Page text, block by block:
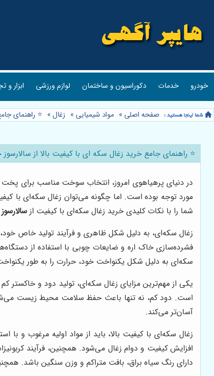
خودرو خدمات دکوراسیون و ساختمان لوازم ورزشی ابزار و
صفحه اصلی » مواد شیمیایی » زغال» ⭐️ راهنمای
⭐️ راهنمای جامع خرید زغال سکه ای با کیفیت بالا از سالارسوز
در دنیای پرهیاهوی امروز، انتخاب سوخت مناسب برای پخت
مورد توجه بوده است. اما چگونه می‌توان زغال سکه‌ای با
شما را با نکات کلیدی خرید زغال سکه‌ای با کیفیت از
زغال سکه‌ای، به دلیل شکل ظاهری و فرآیند تولید خاص خود،
فشرده‌سازی خاک اره و ضایعات چوبی با استفاده از
سکه‌ای به دلیل شکل یکنواخت خود، حرارت را به طور
یکی از مهم‌ترین مزایای زغال سکه‌ای، تولید دود و خاکستر
است. دود کم، نه تنها باعث حفظ سلامت محیط زیست
آسان‌تر می‌کند.
زغال سکه‌ای با کیفیت بالا، باید از مواد اولیه مرغوب و
افزایش کیفیت و دوام زغال می‌شود. همچنین، فرآیند
دارای رنگ سیاه براق، بافت متراکم و وزن سنگین باشد.